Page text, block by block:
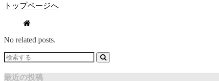
トップページへ
No related posts.
最近の投稿